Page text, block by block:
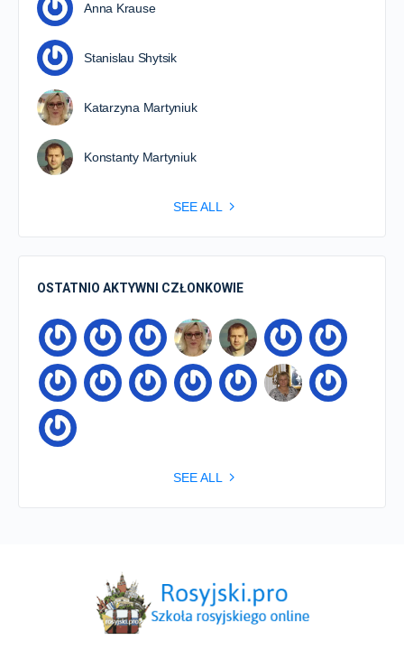
Anna Krause
Stanislau Shytsik
Katarzyna Martyniuk
Konstanty Martyniuk
SEE ALL
OSTATNIO AKTYWNI CZŁONKOWIE
SEE ALL